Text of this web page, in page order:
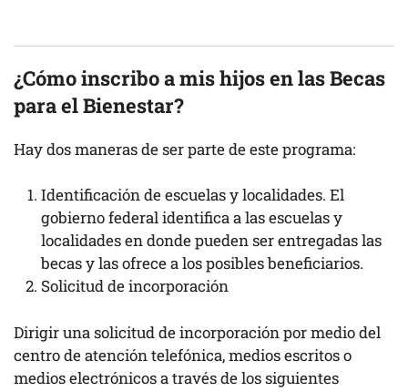
¿Cómo inscribo a mis hijos en las Becas
para el Bienestar?
Hay dos maneras de ser parte de este programa:
Identificación de escuelas y localidades. El
gobierno federal identifica a las escuelas y
localidades en donde pueden ser entregadas las
becas y las ofrece a los posibles beneficiarios.
Solicitud de incorporación
Dirigir una solicitud de incorporación por medio del
centro de atención telefónica, medios escritos o
medios electrónicos a través de los siguientes